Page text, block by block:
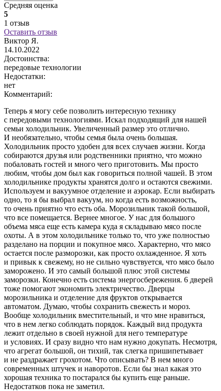
Средняя оценка
5
1 отзыв
Оставить отзыв
Виктор Я.
14.10.2022
Достоинства:
передовые технологии
Недостатки:
нет
Комментарий:
Теперь я могу себе позволить интересную технику
с передовыми технологиями. Искал подходящий для нашей
семьи холодильник. Увеличенный размер это отлично.
И необязательно, чтобы семья была очень большая.
Холодильник просто удобен для всех случаев жизни. Когда
собираются друзья или родственники приятно, что можно
побаловать гостей и много чего приготовить. Мы просто
любим, чтобы дом был как говориться полной чашей. В этом
холодильнике продукты хранятся долго и остаются свежими.
Используем и вакуумное отделение и аэрокар. Если выбирать
одно, то я бы выбрал вакуум, но когда есть возможность,
то очень приятно что есть оба. Морозильник такой большой,
что все помещается. Вернее многое. У нас для большого
объема мяса еще есть камера куда я складываю мясо после
охоты. А в этом холодильнике только то, что уже полностью
разделано на порции и покупное мясо. Характерно, что мясо
остается после разморозки, как просто охлажденное. Я хоть
и привык к свежему, но не сильно чувствуется, что мясо было
заморожено. И это самый большой плюс этой системы
заморозки. Конечно есть система энергосбережения. 6 дверей
тоже помогают экономить электричество. Дверцы
морозильника и отделение для фруктов открывается
автоматом. Думаю, чтобы сохранить свежесть и мороз.
Вообще холодильник вместительный, и что мне нравиться,
что в нем легко соблюдать порядок. Каждый вид продукта
лежит отдельно в своей нужной для него температуре
и условиях. И сразу видно что нам нужно докупать. Несмотря,
что агрегат большой, он тихий, так слегка пришипетывает
и не раздражает грохотом. Что описывать? В нем много
современных штучек и наворотов. Если бы знал какая это
хорошая техника то постарался бы купить еще раньше.
Недостатков пока не заметил.